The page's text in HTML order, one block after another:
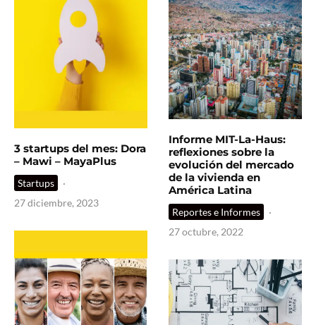
3 startups del mes: Dora
– Mawi – MayaPlus
Startups
·
27 diciembre, 2023
Informe MIT-La-Haus:
reflexiones sobre la
evolución del mercado
de la vivienda en
América Latina
Reportes e Informes
·
27 octubre, 2022